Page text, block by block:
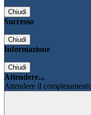
Chiudi
Successo
Chiudi
Informazione
Chiudi
Attendere...
Attendere il